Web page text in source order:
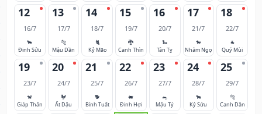
12
16/7
🐂
Đinh Sửu
13
17/7
🐅
Mậu Dần
14
18/7
🐈
Kỷ Mão
15
19/7
🐉
Canh Thìn
16
20/7
🐍
Tân Tỵ
17
21/7
🐎
Nhâm Ngọ
18
22/7
🐐
Quý Mùi
19
23/7
🐒
Giáp Thân
20
24/7
🐓
Ất Dậu
21
25/7
🐕
Bính Tuất
22
26/7
🐖
Đinh Hợi
23
27/7
🐀
Mậu Tý
24
28/7
🐂
Kỷ Sửu
25
29/7
🐅
Canh Dần